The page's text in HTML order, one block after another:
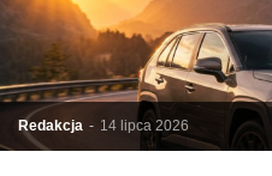
Redakcja - 14 lipca 2026